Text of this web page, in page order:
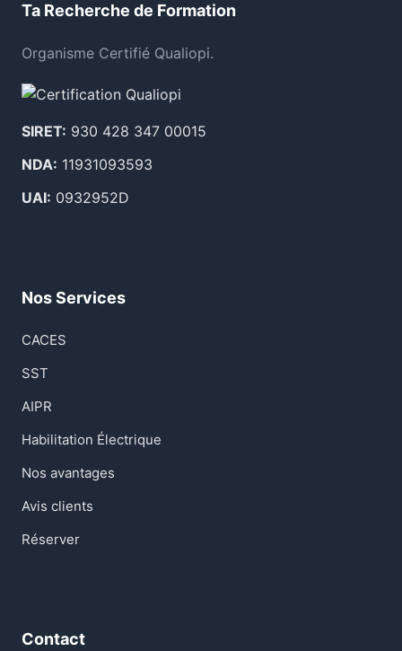
Ta Recherche de Formation
Organisme Certifié Qualiopi.
SIRET: 930 428 347 00015
NDA: 11931093593
UAI: 0932952D
Nos Services
CACES
SST
AIPR
Habilitation Électrique
Nos avantages
Avis clients
Réserver
Contact